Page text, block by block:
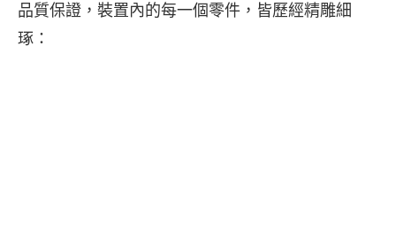
品質保證，裝置內的每一個零件，皆歷經精雕細
琢：